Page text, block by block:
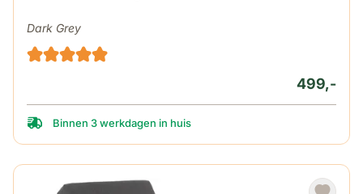
Dark Grey
499,-
Binnen 3 werkdagen in huis